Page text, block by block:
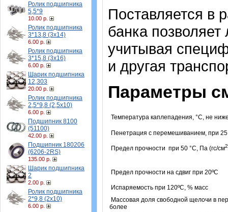
Ролик подшипника
5,5*9
10.00 р.
Ролик подшипника
3*13,8 (3х14)
6.00 р.
Ролик подшипника
3*15,8 (3х16)
6.00 р.
Шарик подшипника
12,303
20.00 р.
Ролик подшипника
2,5*9,8 (2,5х10)
6.00 р.
Подшипник 8100
(51100)
42.00 р.
Подшипник 180206
(6206-2RS)
135.00 р.
Шарик подшипника
2
2.00 р.
Ролик подшипника
2*9,8 (2х10)
6.00 р.
Поставляется в
банка позволяет
учитывая
и другая
Параметры
Температура каплепадения, °С, не
Пенетрация с перемешиванием, при
Предел прочности при 50 °С, Па (гс/см2
Предел прочности на сдвиг при 20ºС
Испаряемость при 120ºС, % масс
Массовая доля свободной щелочи в
более